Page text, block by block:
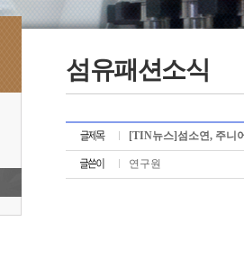
섬유패션소식
[TIN뉴스]섬소연, 주니
연구원